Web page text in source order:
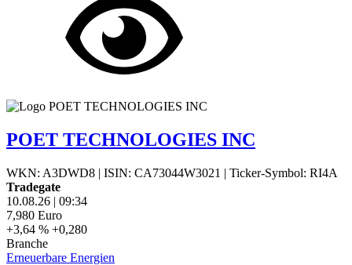
POET TECHNOLOGIES INC
WKN: A3DWD8 | ISIN: CA73044W3021 | Ticker-Symbol: RI4A
Tradegate
10.08.26 | 09:34
7,980 Euro
+3,64 % +0,280
Branche
Erneuerbare Energien